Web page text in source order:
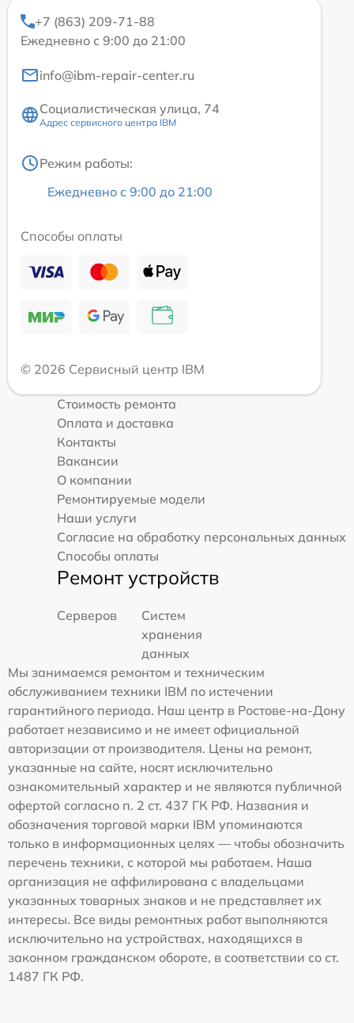
+7 (863) 209-71-88
Ежедневно с 9:00 до 21:00
info@ibm-repair-center.ru
Социалистическая улица, 74
Адрес сервисного центра IBM
Режим работы:
Ежедневно с 9:00 до 21:00
Способы оплаты
© 2026 Сервисный центр IBM
Стоимость ремонта
Оплата и доставка
Контакты
Вакансии
О компании
Ремонтируемые модели
Наши услуги
Согласие на обработку персональных данных
Способы оплаты
Ремонт устройств
Серверов
Систем
хранения
данных
Мы занимаемся ремонтом и техническим
обслуживанием техники IBM по истечении
гарантийного периода. Наш центр в Ростове-на-Дону
работает независимо и не имеет официальной
авторизации от производителя. Цены на ремонт,
указанные на сайте, носят исключительно
ознакомительный характер и не являются публичной
офертой согласно п. 2 ст. 437 ГК РФ. Названия и
обозначения торговой марки IBM упоминаются
только в информационных целях — чтобы обозначить
перечень техники, с которой мы работаем. Наша
организация не аффилирована с владельцами
указанных товарных знаков и не представляет их
интересы. Все виды ремонтных работ выполняются
исключительно на устройствах, находящихся в
законном гражданском обороте, в соответствии со ст.
1487 ГК РФ.